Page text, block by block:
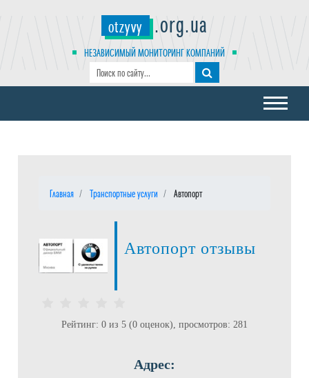
otzyvy .org.ua
НЕЗАВИСИМЫЙ МОНИТОРИНГ КОМПАНИЙ
Главная Транспортные услуги Автопорт
Автопорт отзывы
Рейтинг: 0 из 5 (0 оценок), просмотров: 281
Адрес: